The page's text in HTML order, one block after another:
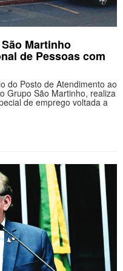
Martinho
de Pessoas com
do Posto de Atendimento ao
Grupo São Martinho, realiza
de emprego voltada a